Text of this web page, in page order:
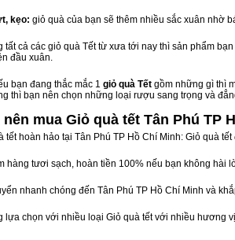
kẹo: giỏ quà của bạn sẽ thêm nhiều sắc xuân nhờ
tất cả các giỏ quà Tết từ xưa tới nay thì sản phẩm
đầu xuân.
bạn đang thắc mắc 1 giỏ quà Tết gồm những gì thì
thì bạn nên chọn những loại rượu sang trọng và
nên mua Giỏ quà tết Tân Phú TP
tết hoàn hảo tại Tân Phú TP Hồ Chí Minh: Giỏ quà
hàng tươi sạch, hoàn tiền 100% nếu bạn không hài
nhanh chóng đến Tân Phú TP Hồ Chí Minh và
lựa chọn với nhiều loại Giỏ quà tết với nhiều hương